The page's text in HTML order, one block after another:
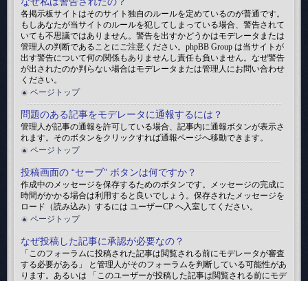
各掲示板サイトはそのサイト独自のルールを定めているのが普通です。
もしあなたが当サイトのルールを犯してしまっている場合、警告されて
いても不思議ではありません。警告を出すかどうかはモデレータまたは
管理人の判断であることにご注意ください。phpBB Group は当サイトが
出す警告について何の関係もありませんし責任も負いません。なぜ警告
が出されたのか判らない場合はモデレータまたは管理人にお問い合わせ
ください。
ページトップ
問題のある記事をモデレータに通報するには？
管理人が記事の通報を許可している場合、記事内に通報ボタンが表示さ
れます。そのボタンをクリックすれば通報ページへ移動できます。
ページトップ
投稿画面の “セーブ” ボタンは何ですか？
作成中のメッセージを保存するためのボタンです。メッセージの完成に
時間がかかる場合は利用すると良いでしょう。保存されたメッセージを
ロード（読み込み）するには ユーザーCP へ入室してください。
ページトップ
なぜ投稿した記事に承認が必要なの？
「このフォーラムに投稿された記事は閲覧される前にモデレータが審査
する必要がある」 と管理人がそのフォーラムを判断している可能性があ
ります。あるいは 「このユーザーが投稿した記事は閲覧される前にモデ